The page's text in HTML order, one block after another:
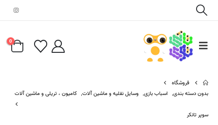
0
فروشگاه
بدون دسته بندی, اسباب بازی, وسایل نقلیه و ماشین آلات, کامیون ، تریلی و ماشین آلات
سوپر تانکر